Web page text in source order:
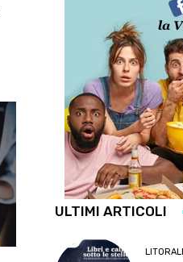
ULTIMI ARTICOLI